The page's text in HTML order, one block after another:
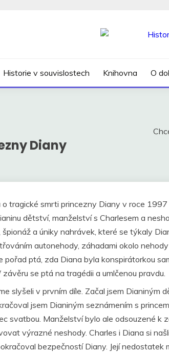
Historie v souvislostech Knihovna O
Diany
o tragické smrti princezny Diany v roce 1997
dětství, manželství s Charlesem a
a úniky nahrávek, které se týkaly
autonehody, záhadami okolo
pořad ptá, zda Diana byla konspirátorkou
se ptá na tragédii a umlčenou pravdu.
slyšeli v prvním díle. Začal jsem Dianiným
jsem Dianiným seznámením s
svatbou. Manželství bylo ale odsouzené k
výrazné neshody. Charles i Diana si
bezpečností Diany. Její nedostatek